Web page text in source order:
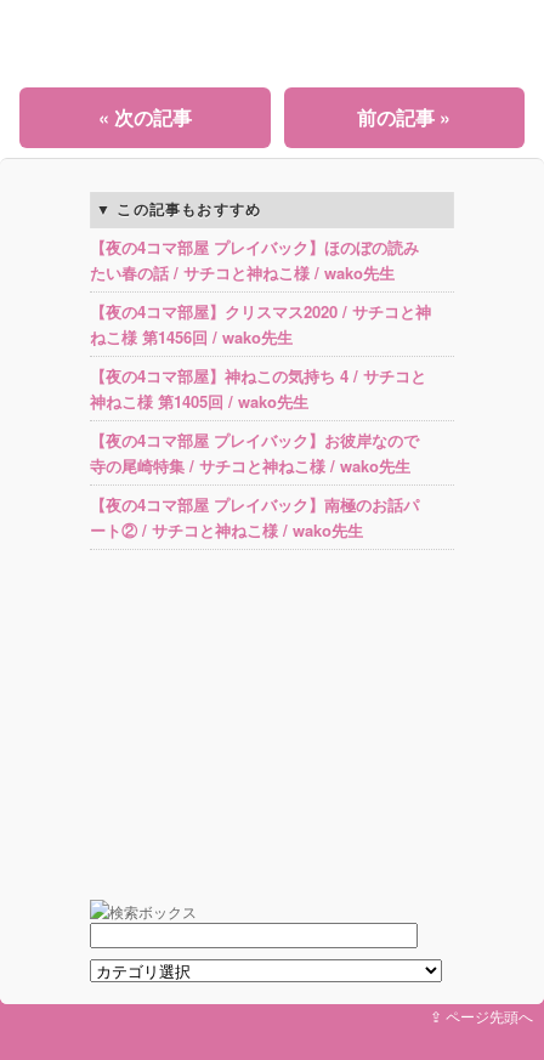
前の記事 »
« 次の記事
この記事もおすすめ
【夜の4コマ部屋 プレイバック】ほのぼの読み
たい春の話 / サチコと神ねこ様 / wako先生
【夜の4コマ部屋】クリスマス2020 / サチコと神
ねこ様 第1456回 / wako先生
【夜の4コマ部屋】神ねこの気持ち 4 / サチコと
神ねこ様 第1405回 / wako先生
【夜の4コマ部屋 プレイバック】お彼岸なので
寺の尾崎特集 / サチコと神ねこ様 / wako先生
【夜の4コマ部屋 プレイバック】南極のお話パ
ート② / サチコと神ねこ様 / wako先生
⇪ ページ先頭へ